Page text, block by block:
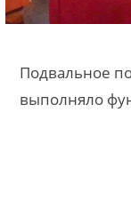
Подвальное
выполняло